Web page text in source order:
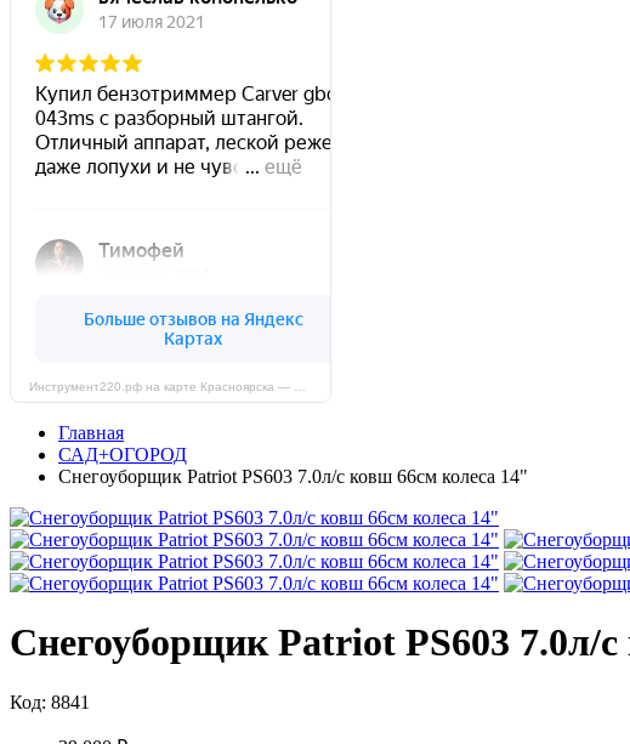
Главная
САД+ОГОРОД
Снегоуборщик Patriot PS603 7.0л/с ковш 66см колеса 14"
Снегоуборщик Patriot PS603 7.0л/
Код: 8841